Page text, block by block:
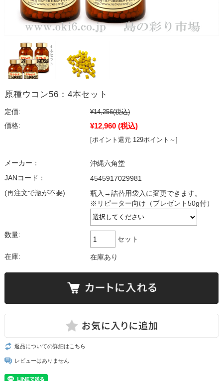
原種ウコン56：4本セット
定価: ¥14,256(税込)
価格:
¥12,960 (税込)
[ポイント還元 129ポイント～]
メーカー：
沖縄六角堂
JANコード：
4545917029981
(再注文で瓶が不要):
瓶入→詰替用袋入に変更できます。
※リピーター向け（プレゼント50g付）
数量:
セット
在庫: 在庫あり
返品についての詳細はこちら
レビューはありません